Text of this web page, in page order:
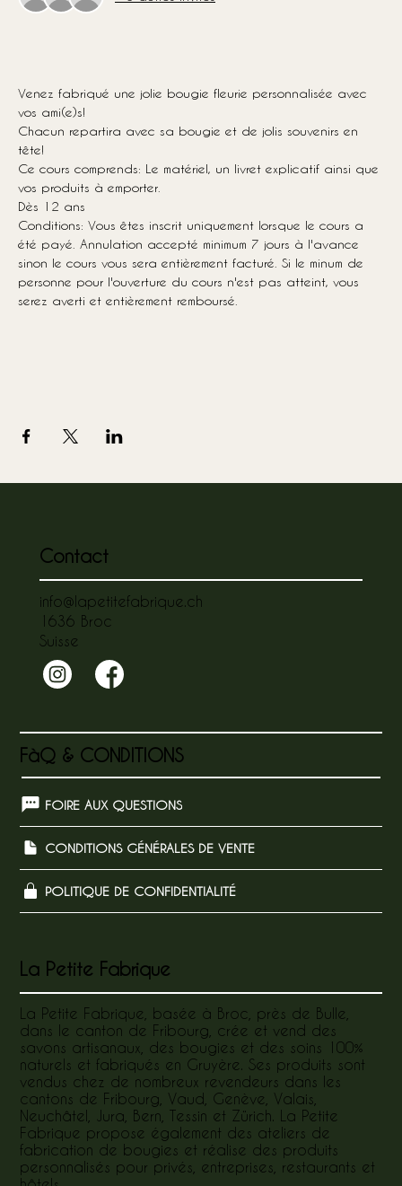
Venez fabriqué une jolie bougie fleurie personnalisée avec
vos ami(e)s!
Chacun repartira avec sa bougie et de jolis souvenirs en
tête!
Ce cours comprends: Le matériel, un livret explicatif ainsi que
vos produits à emporter.
Dès 12 ans
Conditions: Vous êtes inscrit uniquement lorsque le cours a
été payé. Annulation accepté minimum 7 jours à l'avance
sinon le cours vous sera entièrement facturé. Si le minum de
personne pour l'ouverture du cours n'est pas atteint, vous
serez averti et entièrement remboursé.
La Petite Fabrique
La Petite Fabrique, basée à Broc, près de Bulle,
dans le canton de Fribourg, crée et vend des
savons artisanaux, des bougies et des soins 100%
naturels et fabriqués en Gruyère. Ses produits sont
vendus chez de nombreux revendeurs dans les
cantons de Fribourg, Vaud, Genève, Valais,
Neuchâtel, Jura, Bern, Tessin et Zürich. La Petite
Fabrique propose également des ateliers de
fabrication de bougies et réalise des produits
personnalisés pour privés, entreprises, restaurants et
FàQ & CONDITIONS
FOIRE AUX QUESTIONS
POLITIQUE DE CONFIDENTIALITÉ
CONDITIONS GÉNÉRALES DE VENTE
Contact
info@lapetitefabrique.ch
1636 Broc
Suisse